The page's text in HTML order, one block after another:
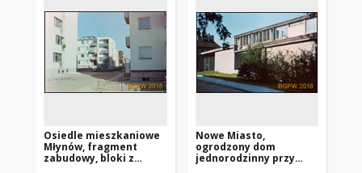
Osiedle mieszkaniowe
Młynów, fragment
zabudowy, bloki z
Nowe Miasto,
ogrodzony dom
jednorodzinny przy